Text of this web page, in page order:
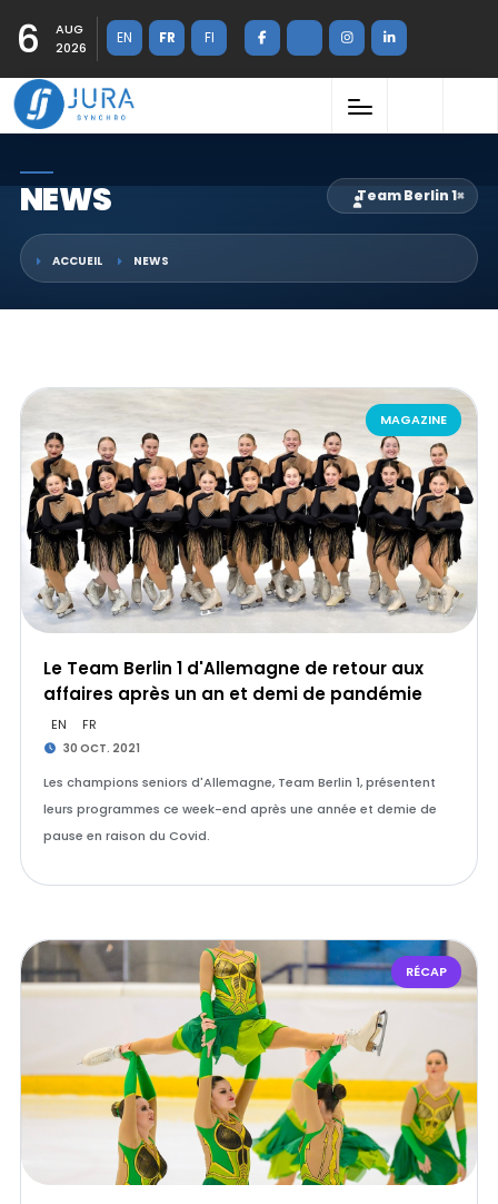
6
AUG
2026
EN FR FI
NEWS Team Berlin 1×
ACCUEIL NEWS
MAGAZINE
Le Team Berlin 1 d'Allemagne de retour aux
affaires après un an et demi de pandémie
EN FR
30 OCT. 2021
Les champions seniors d'Allemagne, Team Berlin 1, présentent
leurs programmes ce week-end après une année et demie de
pause en raison du Covid.
RÉCAP